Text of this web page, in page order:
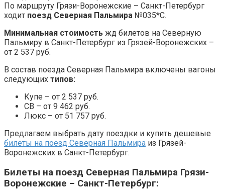
По маршруту Грязи-Воронежские – Санкт-Петербург
ходит поезд Северная Пальмира №035*С.
Минимальная стоимость жд билетов на Северную
Пальмиру в Санкт-Петербург из Грязей-Воронежских –
от 2 537 руб.
В состав поезда Северная Пальмира включены вагоны
следующих типов:
Купе – от 2 537 руб.
СВ – от 9 462 руб.
Люкс – от 51 757 руб.
Предлагаем выбрать дату поездки и купить дешевые
билеты на поезд Северная Пальмира из Грязей-
Воронежских в Санкт-Петербург.
Билеты на поезд Северная Пальмира Грязи-
Воронежские – Санкт-Петербург: